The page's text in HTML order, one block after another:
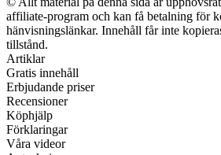
affiliate-program och kan få betalning för
hänvisningslänkar. Innehåll får inte
tillstånd.
Artiklar
Gratis innehåll
Erbjudande priser
Recensioner
Köphjälp
Förklaringar
Våra videor